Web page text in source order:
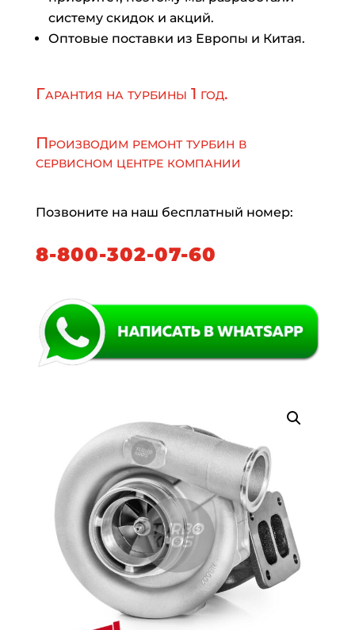
систему скидок и акций.
Оптовые поставки из Европы и Китая.
Гарантия на турбины 1 год.
Производим ремонт турбин в
сервисном центре компании
Позвоните на наш бесплатный номер:
8-800-302-07-60